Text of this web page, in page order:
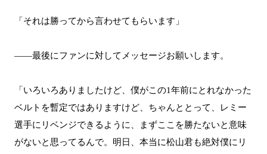
「それは勝ってから言わせてもらいます」
――最後にファンに対してメッセージお願いします。
「いろいろありましたけど、僕がこの1年前にとれなかった
ベルトを暫定ではありますけど、ちゃんととって、レミー
選手にリベンジできるように、まずここを勝たないと意味
がないと思ってるんで。明日、本当に松山君も絶対僕にリ